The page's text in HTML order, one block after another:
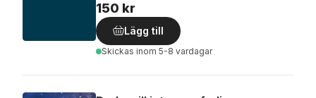
150 kr
Lägg till
Skickas inom 5-8 vardagar